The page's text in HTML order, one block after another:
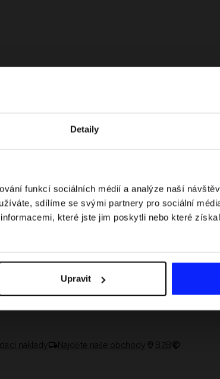
Detaily
funkcí sociálních médií a analýze naší
sdílíme se svými partnery pro sociální
které jste jim poskytli nebo které
Upravit
časy
Jak si sbalit batoh do letadla a
nepřekročit limity?
náklady Najděte naše obchody B2B